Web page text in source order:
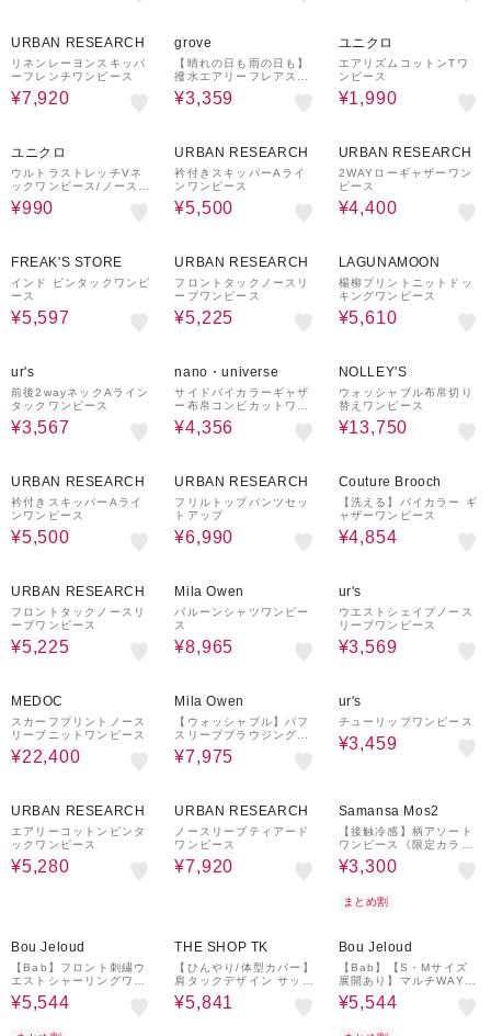
URBAN RESEARCH
リネンレーヨンスキッパ
ーフレンチワンピース
¥7,920
grove
【晴れの日も雨の日も】
撥水エアリーフレアスリ
ーブワンピース
¥3,359
ユニクロ
エアリズムコットンTワ
ンピース
¥1,990
ユニクロ
ウルトラストレッチVネ
ックワンピース/ノースリ
ーブ
¥990
URBAN RESEARCH
衿付きスキッパーAライ
ンワンピース
¥5,500
URBAN RESEARCH
2WAYローギャザーワン
ピース
¥4,400
FREAK'S STORE
インド ピンタックワンピ
ース
¥5,597
URBAN RESEARCH
フロントタックノースリ
ーブワンピース
¥5,225
LAGUNAMOON
楊柳プリントニットドッ
キングワンピース
¥5,610
ur's
前後2wayネックAライン
タックワンピース
¥3,567
nano・universe
サイドバイカラーギャザ
ー布帛コンビカットワン
ピース
¥4,356
NOLLEY'S
ウォッシャブル布帛切り
替えワンピース
¥13,750
URBAN RESEARCH
衿付きスキッパーAライ
ンワンピース
¥5,500
URBAN RESEARCH
フリルトップパンツセッ
トアップ
¥6,990
Couture Brooch
【洗える】バイカラー ギ
ャザーワンピース
¥4,854
URBAN RESEARCH
フロントタックノースリ
ーブワンピース
¥5,225
Mila Owen
バルーンシャツワンピー
ス
¥8,965
ur's
ウエストシェイプノース
リーブワンピース
¥3,569
MEDOC
スカーフプリントノース
リーブニットワンピース
¥22,400
Mila Owen
【ウォッシャブル】パフ
スリーブブラウジングワ
ンピース
¥7,975
ur's
チューリップワンピース
¥3,459
URBAN RESEARCH
エアリーコットンピンタ
ックワンピース
¥5,280
URBAN RESEARCH
ノースリーブティアード
ワンピース
¥7,920
Samansa Mos2
【接触冷感】柄アソート
ワンピース《限定カラー
あり》
¥3,300
まとめ割
Bou Jeloud
【Bab】フロント刺繍ウ
エストシャーリングワン
ピース
¥5,544
THE SHOP TK
【ひんやり/体型カバー】
肩タックデザイン サック
ワンピース
¥5,841
Bou Jeloud
【Bab】【S・Mサイズ
展開あり】マルチWAYビ
スチェセットワンピース
¥5,544